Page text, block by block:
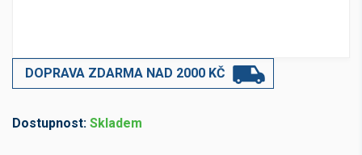
DOPRAVA ZDARMA NAD 2000 KČ
Dostupnost: Skladem